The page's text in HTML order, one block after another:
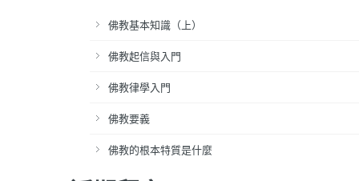
佛教基本知識（上）
佛教起信與入門
佛教律學入門
佛教要義
佛教的根本特質是什麼